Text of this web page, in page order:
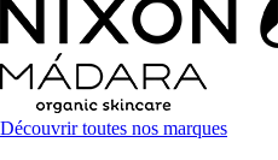
Découvrir toutes nos marques